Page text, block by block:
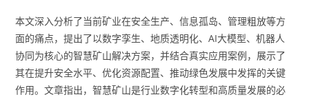
本文深入分析了当前矿业在安全生产、信息孤岛、管理粗放等方
面的痛点，提出了以数字孪生、地质透明化、AI大模型、机器人
协同为核心的智慧矿山解决方案，并结合真实应用案例，展示了
其在提升安全水平、优化资源配置、推动绿色发展中发挥的关键
作用。文章指出，智慧矿山是行业数字化转型和高质量发展的必